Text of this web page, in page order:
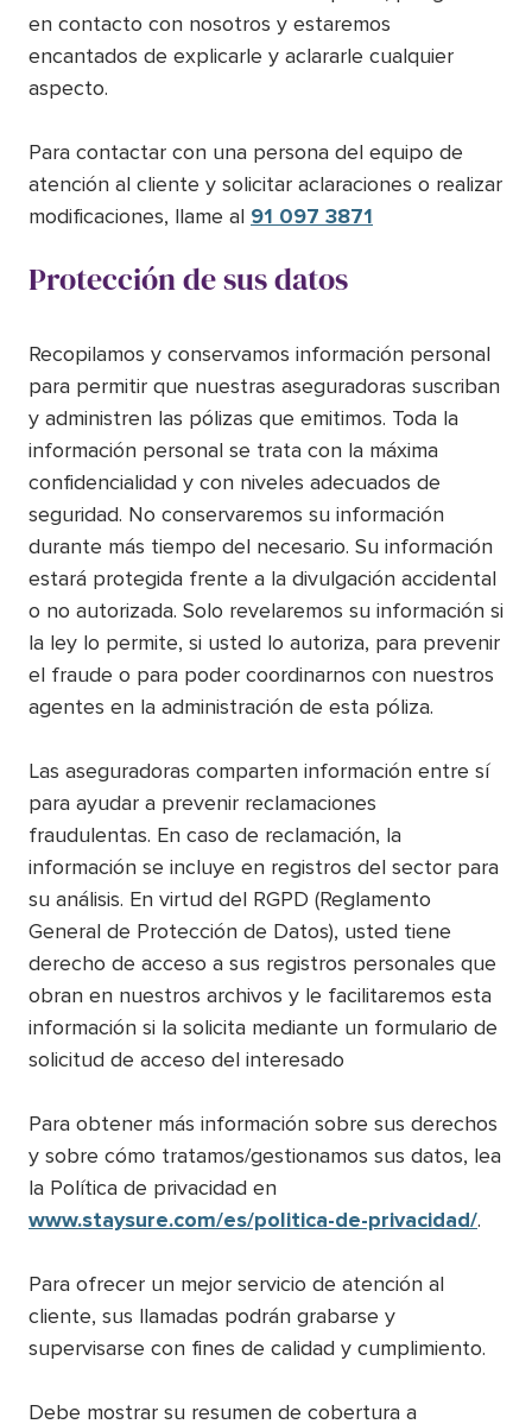
en contacto con nosotros y estaremos
encantados de explicarle y aclararle cualquier
aspecto.
Para contactar con una persona del equipo de
atención al cliente y solicitar aclaraciones o realizar
modificaciones, llame al 91 097 3871
Protección de sus datos
Recopilamos y conservamos información personal
para permitir que nuestras aseguradoras suscriban
y administren las pólizas que emitimos. Toda la
información personal se trata con la máxima
confidencialidad y con niveles adecuados de
seguridad. No conservaremos su información
durante más tiempo del necesario. Su información
estará protegida frente a la divulgación accidental
o no autorizada. Solo revelaremos su información si
la ley lo permite, si usted lo autoriza, para prevenir
el fraude o para poder coordinarnos con nuestros
agentes en la administración de esta póliza.
Las aseguradoras comparten información entre sí
para ayudar a prevenir reclamaciones
fraudulentas. En caso de reclamación, la
información se incluye en registros del sector para
su análisis. En virtud del RGPD (Reglamento
General de Protección de Datos), usted tiene
derecho de acceso a sus registros personales que
obran en nuestros archivos y le facilitaremos esta
información si la solicita mediante un formulario de
solicitud de acceso del interesado
Para obtener más información sobre sus derechos
y sobre cómo tratamos/gestionamos sus datos, lea
la Política de privacidad en
www.staysure.com/es/politica-de-privacidad/.
Para ofrecer un mejor servicio de atención al
cliente, sus llamadas podrán grabarse y
supervisarse con fines de calidad y cumplimiento.
Debe mostrar su resumen de cobertura a